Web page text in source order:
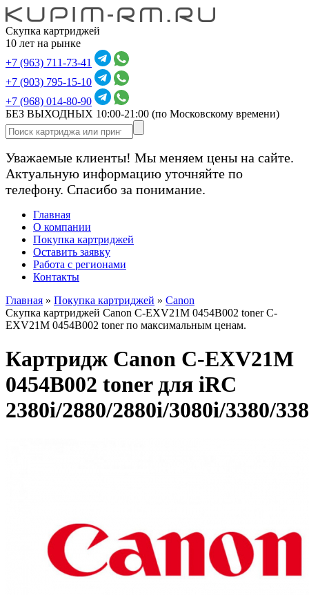
Скупка картриджей
10 лет на рынке
+7 (963) 711-73-41
+7 (903) 795-15-10
+7 (968) 014-80-90
БЕЗ ВЫХОДНЫХ 10:00-21:00 (по Московскому времени)
Уважаемые клиенты! Мы меняем цены на сайте.
Актуальную информацию уточняйте по
телефону. Спасибо за понимание.
Главная
О компании
Покупка картриджей
Оставить заявку
Работа с регионами
Контакты
Главная » Покупка картриджей » Canon
Скупка картриджей Canon C-EXV21M 0454B002 toner C-
EXV21M 0454B002 toner по максимальным ценам.
Картридж Canon C-EXV21M
0454B002 toner для iRC
2380i/2880/2880i/3080i/3380/